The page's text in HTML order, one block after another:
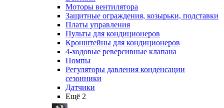
Моторы вентилятора
Защитные ограждения, козырьки, подставки
Платы управления
Пульты для кондиционеров
Кронштейны для кондиционеров
4-ходовые реверсивные клапана
Помпы
Регуляторы давления конденсации
сезонники
Датчики
Ещё 2